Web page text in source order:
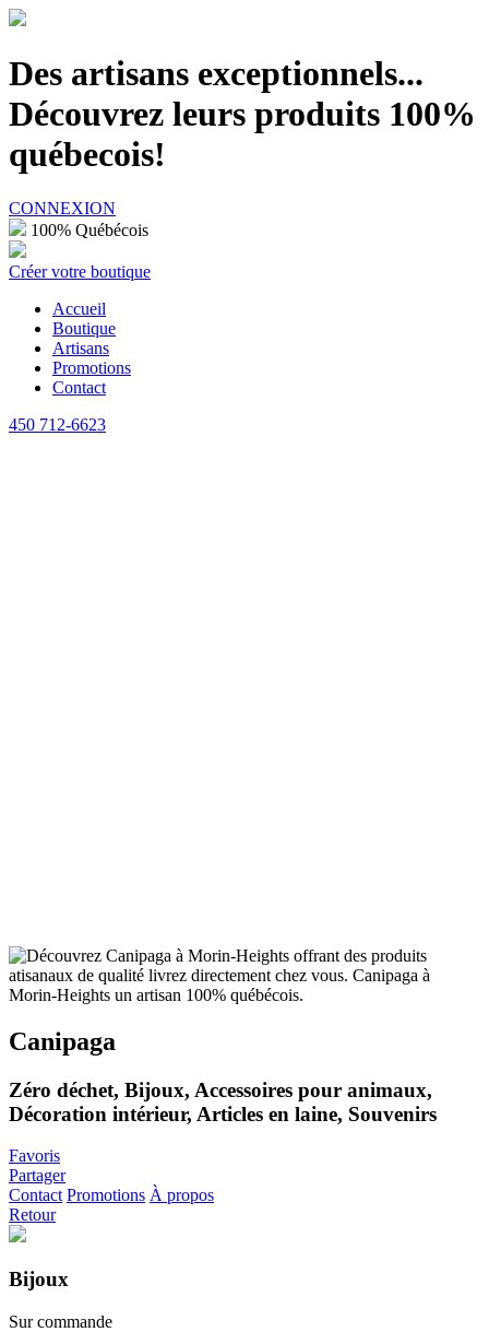
Des artisans exceptionnels...
Découvrez leurs produits 100%
québecois!
CONNEXION
100% Québécois
Créer votre boutique
Accueil
Boutique
Artisans
Promotions
Contact
450 712-6623
Canipaga
Zéro déchet, Bijoux, Accessoires pour animaux,
Décoration intérieur, Articles en laine, Souvenirs
Favoris
Partager
Contact Promotions À propos
Retour
Bijoux
Sur commande